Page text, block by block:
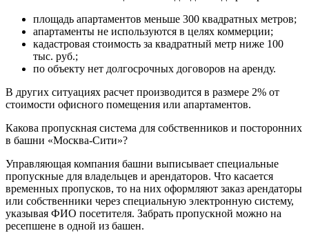
площадь апартаментов меньше 300 квадратных метров;
апартаменты не используются в целях коммерции;
кадастровая стоимость за квадратный метр ниже 100
тыс. руб.;
по объекту нет долгосрочных договоров на аренду.
В других ситуациях расчет производится в размере 2% от
стоимости офисного помещения или апартаментов.
Какова пропускная система для собственников и посторонних
в башни «Москва-Сити»?
Управляющая компания башни выписывает специальные
пропускные для владельцев и арендаторов. Что касается
временных пропусков, то на них оформляют заказ арендаторы
или собственники через специальную электронную систему,
указывая ФИО посетителя. Забрать пропускной можно на
ресепшене в одной из башен.